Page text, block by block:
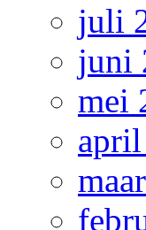
juli
juni
mei